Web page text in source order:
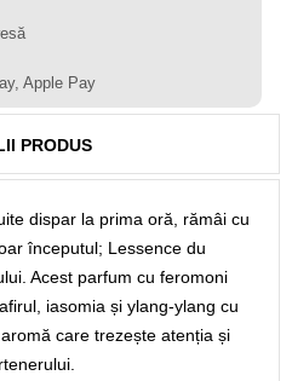
Apple Pay
PRODUS
dispar la prima oră, rămâi cu
începutul; Lessence du
Acest parfum cu feromoni
iasomia și ylang-ylang cu
care trezește atenția și